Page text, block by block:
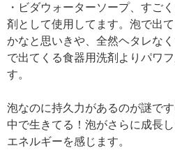
・ビダウォーターソープ、すご
剤として使用してます。泡で出
かなと思いきや、全然ヘタレな
で出てくる食器用洗剤よりパワ
す。
泡なのに持久力があるのが謎で
中で生きてる！泡がさらに成長
エネルギーを感じます。